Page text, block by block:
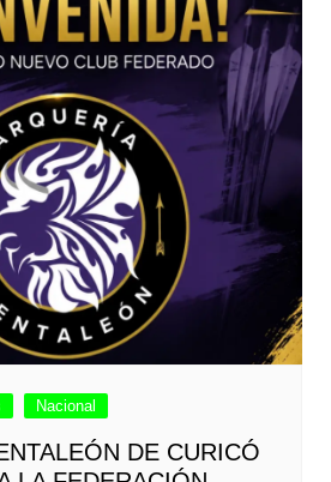
Nacional
DE CURICÓ